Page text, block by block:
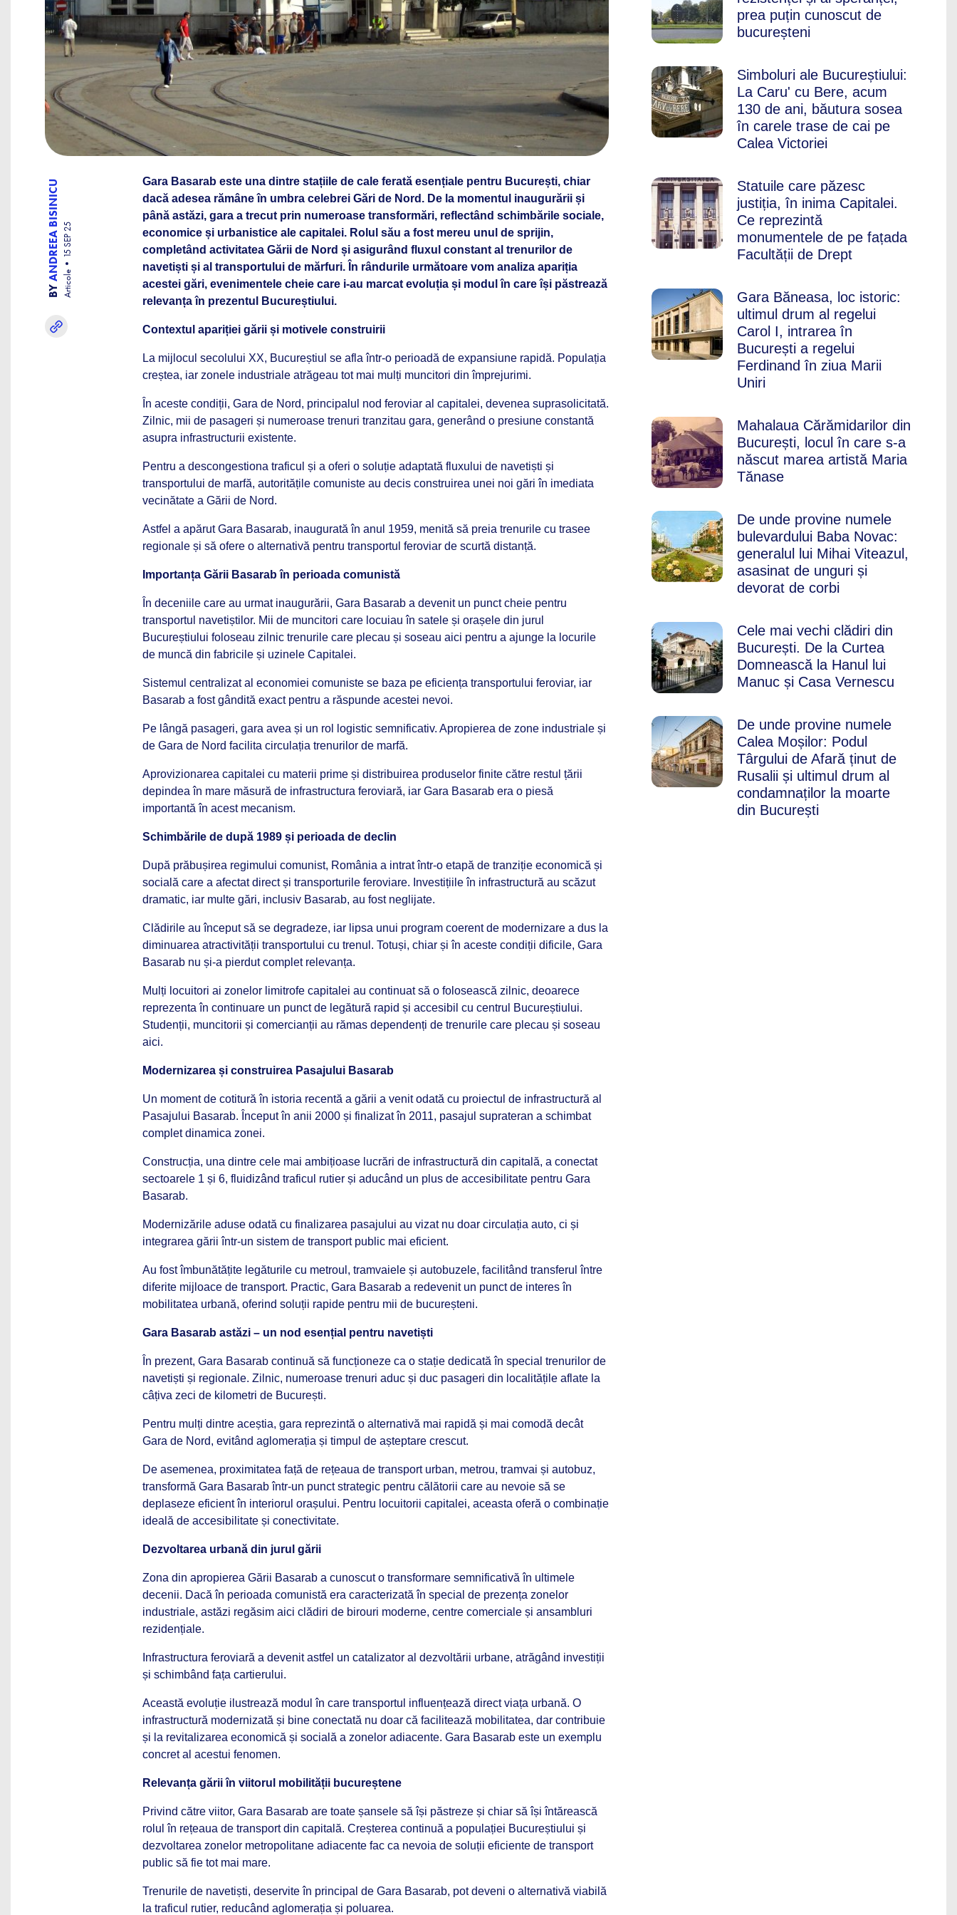
BY
ANDREEA BISINICU
Articole
15 SEP 25
Gara Basarab este una dintre stațiile de cale ferată esențiale pentru București, chiar
dacă adesea rămâne în umbra celebrei Gări de Nord. De la momentul inaugurării și
până astăzi, gara a trecut prin numeroase transformări, reflectând schimbările sociale,
economice și urbanistice ale capitalei. Rolul său a fost mereu unul de sprijin,
completând activitatea Gării de Nord și asigurând fluxul constant al trenurilor de
navetiști și al transportului de mărfuri. În rândurile următoare vom analiza apariția
acestei gări, evenimentele cheie care i-au marcat evoluția și modul în care își păstrează
relevanța în prezentul Bucureștiului.
Contextul apariției gării și motivele construirii
La mijlocul secolului XX, Bucureștiul se afla într-o perioadă de expansiune rapidă. Populația
creștea, iar zonele industriale atrăgeau tot mai mulți muncitori din împrejurimi.
În aceste condiții, Gara de Nord, principalul nod feroviar al capitalei, devenea suprasolicitată.
Zilnic, mii de pasageri și numeroase trenuri tranzitau gara, generând o presiune constantă
asupra infrastructurii existente.
Pentru a descongestiona traficul și a oferi o soluție adaptată fluxului de navetiști și
transportului de marfă, autoritățile comuniste au decis construirea unei noi gări în imediata
vecinătate a Gării de Nord.
Astfel a apărut Gara Basarab, inaugurată în anul 1959, menită să preia trenurile cu trasee
regionale și să ofere o alternativă pentru transportul feroviar de scurtă distanță.
Importanța Gării Basarab în perioada comunistă
În deceniile care au urmat inaugurării, Gara Basarab a devenit un punct cheie pentru
transportul navetiștilor. Mii de muncitori care locuiau în satele și orașele din jurul
Bucureștiului foloseau zilnic trenurile care plecau și soseau aici pentru a ajunge la locurile
de muncă din fabricile și uzinele Capitalei.
Sistemul centralizat al economiei comuniste se baza pe eficiența transportului feroviar, iar
Basarab a fost gândită exact pentru a răspunde acestei nevoi.
Pe lângă pasageri, gara avea și un rol logistic semnificativ. Apropierea de zone industriale și
de Gara de Nord facilita circulația trenurilor de marfă.
Aprovizionarea capitalei cu materii prime și distribuirea produselor finite către restul țării
depindea în mare măsură de infrastructura feroviară, iar Gara Basarab era o piesă
importantă în acest mecanism.
Schimbările de după 1989 și perioada de declin
După prăbușirea regimului comunist, România a intrat într-o etapă de tranziție economică și
socială care a afectat direct și transporturile feroviare. Investițiile în infrastructură au scăzut
dramatic, iar multe gări, inclusiv Basarab, au fost neglijate.
Clădirile au început să se degradeze, iar lipsa unui program coerent de modernizare a dus la
diminuarea atractivității transportului cu trenul. Totuși, chiar și în aceste condiții dificile, Gara
Basarab nu și-a pierdut complet relevanța.
Mulți locuitori ai zonelor limitrofe capitalei au continuat să o folosească zilnic, deoarece
reprezenta în continuare un punct de legătură rapid și accesibil cu centrul Bucureștiului.
Studenții, muncitorii și comercianții au rămas dependenți de trenurile care plecau și soseau
aici.
Modernizarea și construirea Pasajului Basarab
Un moment de cotitură în istoria recentă a gării a venit odată cu proiectul de infrastructură al
Pasajului Basarab. Început în anii 2000 și finalizat în 2011, pasajul suprateran a schimbat
complet dinamica zonei.
Construcția, una dintre cele mai ambițioase lucrări de infrastructură din capitală, a conectat
sectoarele 1 și 6, fluidizând traficul rutier și aducând un plus de accesibilitate pentru Gara
Basarab.
Modernizările aduse odată cu finalizarea pasajului au vizat nu doar circulația auto, ci și
integrarea gării într-un sistem de transport public mai eficient.
Au fost îmbunătățite legăturile cu metroul, tramvaiele și autobuzele, facilitând transferul între
diferite mijloace de transport. Practic, Gara Basarab a redevenit un punct de interes în
mobilitatea urbană, oferind soluții rapide pentru mii de bucureșteni.
Gara Basarab astăzi – un nod esențial pentru navetiști
În prezent, Gara Basarab continuă să funcționeze ca o stație dedicată în special trenurilor de
navetiști și regionale. Zilnic, numeroase trenuri aduc și duc pasageri din localitățile aflate la
câțiva zeci de kilometri de București.
Pentru mulți dintre aceștia, gara reprezintă o alternativă mai rapidă și mai comodă decât
Gara de Nord, evitând aglomerația și timpul de așteptare crescut.
De asemenea, proximitatea față de rețeaua de transport urban, metrou, tramvai și autobuz,
transformă Gara Basarab într-un punct strategic pentru călătorii care au nevoie să se
deplaseze eficient în interiorul orașului. Pentru locuitorii capitalei, aceasta oferă o combinație
ideală de accesibilitate și conectivitate.
Dezvoltarea urbană din jurul gării
Zona din apropierea Gării Basarab a cunoscut o transformare semnificativă în ultimele
decenii. Dacă în perioada comunistă era caracterizată în special de prezența zonelor
industriale, astăzi regăsim aici clădiri de birouri moderne, centre comerciale și ansambluri
rezidențiale.
Infrastructura feroviară a devenit astfel un catalizator al dezvoltării urbane, atrăgând investiții
și schimbând fața cartierului.
Această evoluție ilustrează modul în care transportul influențează direct viața urbană. O
infrastructură modernizată și bine conectată nu doar că facilitează mobilitatea, dar contribuie
și la revitalizarea economică și socială a zonelor adiacente. Gara Basarab este un exemplu
concret al acestui fenomen.
Relevanța gării în viitorul mobilității bucureștene
Privind către viitor, Gara Basarab are toate șansele să își păstreze și chiar să își întărească
rolul în rețeaua de transport din capitală. Creșterea continuă a populației Bucureștiului și
dezvoltarea zonelor metropolitane adiacente fac ca nevoia de soluții eficiente de transport
public să fie tot mai mare.
Trenurile de navetiști, deservite în principal de Gara Basarab, pot deveni o alternativă viabilă
la traficul rutier, reducând aglomerația și poluarea.
prea puțin cunoscut de
bucureșteni
Simboluri ale Bucureștiului:
La Caru' cu Bere, acum
130 de ani, băutura sosea
în carele trase de cai pe
Calea Victoriei
Statuile care păzesc
justiția, în inima Capitalei.
Ce reprezintă
monumentele de pe fațada
Facultății de Drept
Gara Băneasa, loc istoric:
ultimul drum al regelui
Carol I, intrarea în
București a regelui
Ferdinand în ziua Marii
Uniri
Mahalaua Cărămidarilor din
București, locul în care s-a
născut marea artistă Maria
Tănase
De unde provine numele
bulevardului Baba Novac:
generalul lui Mihai Viteazul,
asasinat de unguri și
devorat de corbi
Cele mai vechi clădiri din
București. De la Curtea
Domnească la Hanul lui
Manuc și Casa Vernescu
De unde provine numele
Calea Moșilor: Podul
Târgului de Afară ținut de
Rusalii și ultimul drum al
condamnaților la moarte
din București